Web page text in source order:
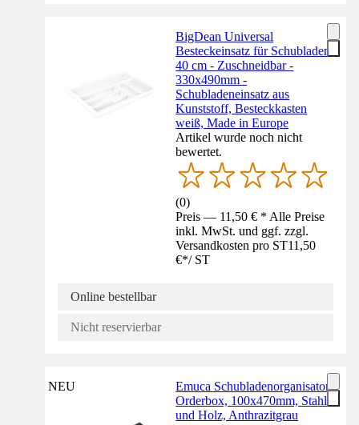
BigDean Universal
Besteckeinsatz für Schubladen
40 cm - Zuschneidbar -
330x490mm -
Schubladeneinsatz aus
Kunststoff, Besteckkasten
weiß, Made in Europe
Artikel wurde noch nicht
bewertet.
(0)
Preis — 11,50 € * Alle Preise
inkl. MwSt. und ggf. zzgl.
Versandkosten pro ST11,50
€*/ ST
Online bestellbar
Nicht reservierbar
NEU
Emuca Schubladenorganisator
Orderbox, 100x470mm, Stahl
und Holz, Anthrazitgrau